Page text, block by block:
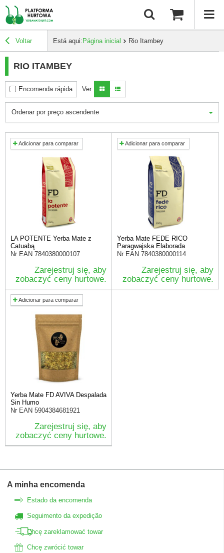
Voltar Está aqui: Página inicial Rio Itambey
RIO ITAMBEY
Encomenda rápida Ver
Ordenar por preço ascendente
Adicionar para comparar
LA POTENTE Yerba Mate z
Catuabą
Nr EAN 7840380000107
Zarejestruj się, aby
zobaczyć ceny hurtowe.
Adicionar para comparar
Yerba Mate FEDE RICO
Paragwajska Elaborada
Nr EAN 7840380000114
Zarejestruj się, aby
zobaczyć ceny hurtowe.
Adicionar para comparar
Yerba Mate FD AVIVA Despalada
Sin Humo
Nr EAN 5904384681921
Zarejestruj się, aby
zobaczyć ceny hurtowe.
A minha encomenda
Estado da encomenda
Seguimento da expedição
Chcę zareklamować towar
Chcę zwrócić towar